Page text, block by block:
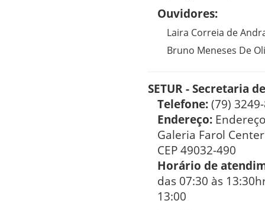
Ouvidores:
Laira Correia de
Bruno Meneses De
SETUR - Secretaria
Telefone:(79)
Endereço:
Galeria Farol
CEP 49032-490
Horário de
das 07:30 às
13:00